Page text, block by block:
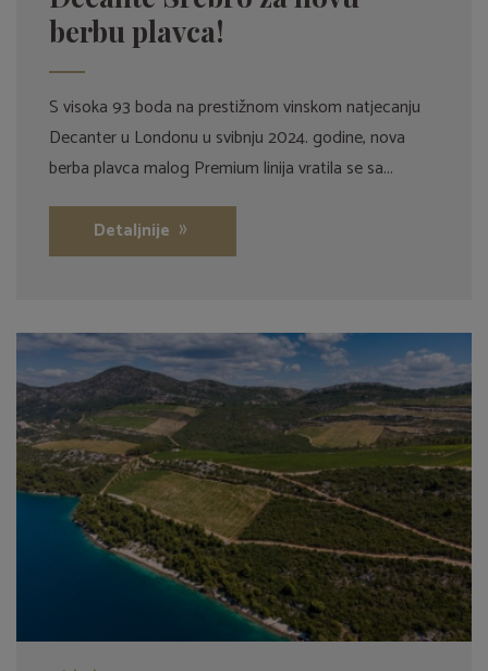
berbu plavca!
S visoka 93 boda na prestižnom vinskom natjecanju
Decanter u Londonu u svibnju 2024. godine, nova
berba plavca malog Premium linija vratila se sa...
Detaljnije